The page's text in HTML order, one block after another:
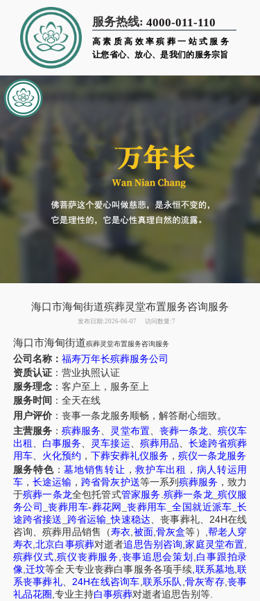
服务热线: 4000-011-110
高素质高效率殡葬一站式服务
让您省心、放心、是我们的服务宗旨
海口市海甸街道殡葬灵堂布置服务咨询服务
发布日期:2026-06-07 访问数量:7
海口市海甸街道殡葬灵堂布置服务咨询服务
公司名称： 福寿万年长殡葬服务公司
资质认证：营业执照认证
服务理念：客户至上，服务至上
服务时间 ：全天在线
用户评价：丧事一条龙服务顺畅，解答耐心细致。
主营服务 ：殡葬服务、 灵堂布置、 丧葬一条龙、殡仪车
出租 、 白事服务、 灵车接运、 殡葬用品、 长途跨省殡葬
用车、 火化预约 ， 下葬安葬礼仪服务 ， 殡仪一条龙服务
服务特色：墓地销售转让 ，救护车出租 ， 病人转运用
车， 长途运输 ，跨省骨灰护送等一系列 殡葬服务 ，致力
于殡葬一条龙全包托管式管家服务 .殡葬一条龙_ 殡仪服
务公司
_丧葬用车-葬花网 丧葬用车 全国就近派车 长
途跨省接送 跨省运输 _快速稳达、丧事葬礼、 24H在线
咨询、殡葬用品销售 （寿衣 被面, 骨灰盒等）
帮老人穿
寿衣 ,北京白事殡葬对逝者追思告别咨询 ,家庭灵堂布置
殡葬仪式 殡仪丧葬服务 丧事追思会策划 白事跟拍录
像 迁坟等全天专业丧葬白事服务各项手续 联系墓地 ,联
系丧事葬礼、24H在线咨询车 联系乐队 骨灰寄存, 丧事
礼品花圈 专业主持白事殡葬对逝者追思告别等.